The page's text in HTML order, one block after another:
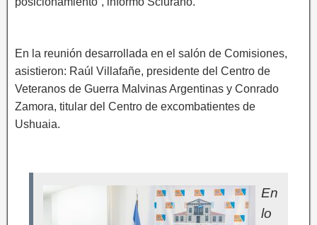
En la reunión desarrollada en el salón de Comisiones,
asistieron: Raúl Villafañe, presidente del Centro de
Veteranos de Guerra Malvinas Argentinas y Conrado
Zamora, titular del Centro de excombatientes de
Ushuaia.
En
lo